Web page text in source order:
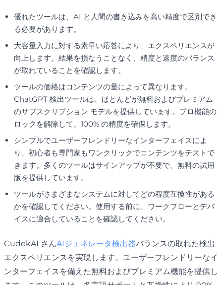
優れたツールは、AI と人間の書き込みを高い精度で区別でき
る必要があります。
大容量入力に対する素早い応答により、エクスペリエンスが
向上します。結果を損なうことなく、精度と速度のバランス
が取れていることを確認します。
ツールの価格はコンテンツの量によって異なります。
ChatGPT 検出ツールは、ほとんどが無料およびプレミアム
のサブスクリプション モデルを提供しています。プロ機能の
ロックを解除して、100% の精度を確保します。
シンプルでユーザーフレンドリーなインターフェイスによ
り、初心者も専門家もワンクリックでコンテンツをテストで
きます。多くのツールはサインアップが不要で、無料の試用
版を提供しています。
ツールがさまざまなシステムに対してどの程度互換性がある
かを確認してください。使用する前に、ワークフローとデバ
イスに適合していることを確認してください。
CudekAI さんAIジェネレータ検出器バランスの取れた検出
エクスペリエンスを実現します。ユーザーフレンドリーなイ
ンターフェイスを備えた無料およびプレミアム機能を提供し